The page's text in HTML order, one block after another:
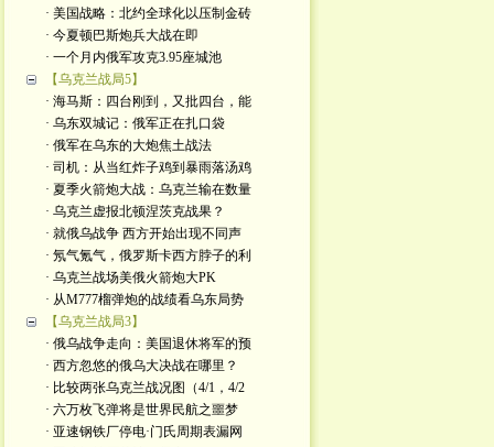
· 美国战略：北约全球化以压制金砖
· 今夏顿巴斯炮兵大战在即
· 一个月内俄军攻克3.95座城池
【乌克兰战局5】
· 海马斯：四台刚到，又批四台，能
· 乌东双城记：俄军正在扎口袋
· 俄军在乌东的大炮焦土战法
· 司机：从当红炸子鸡到暴雨落汤鸡
· 夏季火箭炮大战：乌克兰输在数量
· 乌克兰虚报北顿涅茨克战果？
· 就俄乌战争 西方开始出现不同声
· 氖气氪气，俄罗斯卡西方脖子的利
· 乌克兰战场美俄火箭炮大PK
· 从M777榴弹炮的战绩看乌东局势
【乌克兰战局3】
· 俄乌战争走向：美国退休将军的预
· 西方忽悠的俄乌大决战在哪里？
· 比较两张乌克兰战况图（4/1，4/2
· 六万枚飞弹将是世界民航之噩梦
· 亚速钢铁厂停电·门氏周期表漏网